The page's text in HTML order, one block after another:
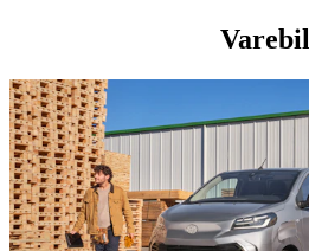
Varebil